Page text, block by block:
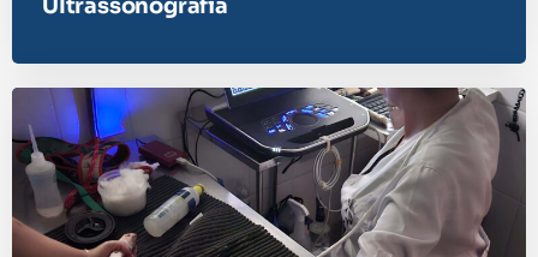
Ultrassonografia